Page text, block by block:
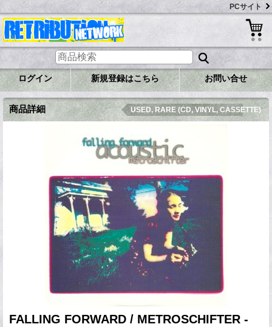
PCサイト
ログイン 新規登録はこちら お問い合せ
商品詳細 USED, RARE (CD, VINYL, CASSETTE)
FALLING FORWARD / METROSCHIFTER -